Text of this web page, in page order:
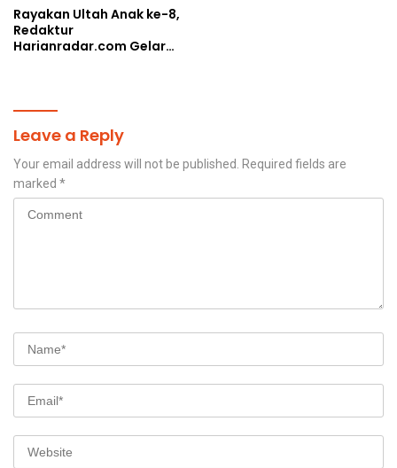
Rayakan Ultah Anak ke-8,
Redaktur
Harianradar.com Gelar
Leave a Reply
Your email address will not be published.
Required fields are
marked *